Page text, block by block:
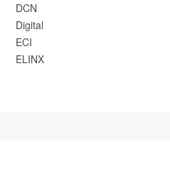
DCN
Digital
ECI
ELINX